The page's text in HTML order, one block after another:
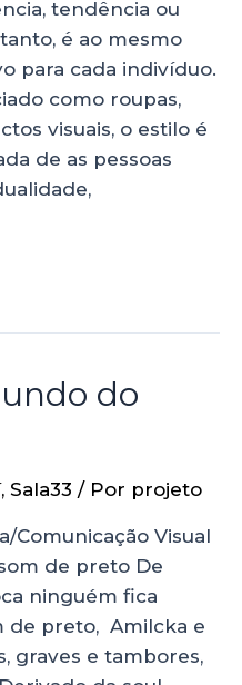
tendência ou
é ao mesmo
para cada indivíduo.
como roupas,
visuais, o estilo é
de as pessoas
do
, Sala33 / Por projeto
Comunicação Visual
de preto De
ninguém fica
de preto, Amilcka e
graves e tambores,